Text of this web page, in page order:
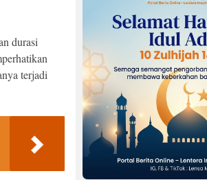
durasi
terjadi